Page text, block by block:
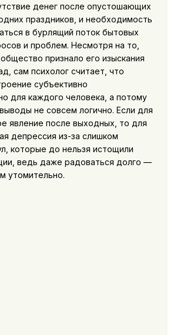
денег после опустошающих
праздников, и необходимость
в бурлящий поток бытовых
и проблем. Несмотря на то,
признало его изыскания
сам психолог считает, что
субъективно
для каждого человека, а потому
не совсем логично. Если для
явление после выходных, то для
депрессия из-за слишком
которые до нельзя истощили
ведь даже радоваться долго —
утомительно.